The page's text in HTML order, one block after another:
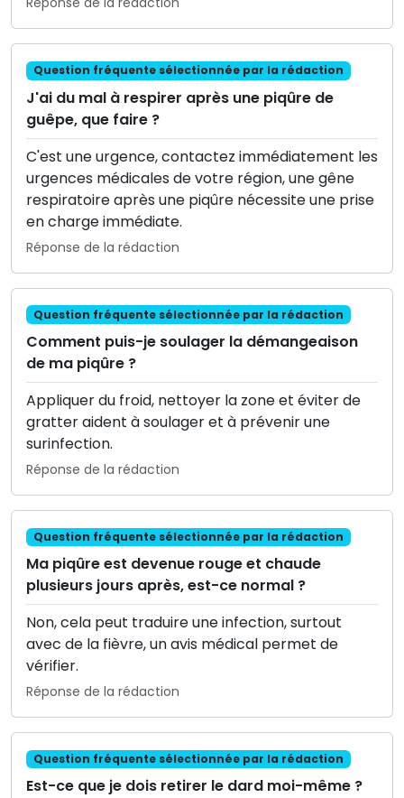
Question fréquente sélectionnée par la rédaction
J'ai du mal à respirer après une piqûre de
guêpe, que faire ?
C'est une urgence, contactez immédiatement les
urgences médicales de votre région, une gêne
respiratoire après une piqûre nécessite une prise
en charge immédiate.
Réponse de la rédaction
Question fréquente sélectionnée par la rédaction
Comment puis-je soulager la démangeaison
de ma piqûre ?
Appliquer du froid, nettoyer la zone et éviter de
gratter aident à soulager et à prévenir une
surinfection.
Réponse de la rédaction
Question fréquente sélectionnée par la rédaction
Ma piqûre est devenue rouge et chaude
plusieurs jours après, est-ce normal ?
Non, cela peut traduire une infection, surtout
avec de la fièvre, un avis médical permet de
vérifier.
Réponse de la rédaction
Question fréquente sélectionnée par la rédaction
Est-ce que je dois retirer le dard moi-même ?